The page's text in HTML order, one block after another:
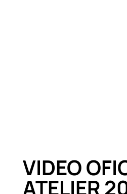
VIDEO
ATELIER